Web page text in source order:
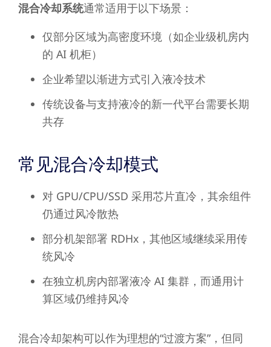
混合冷却系统通常适用于以下场景：
仅部分区域为高密度环境（如企业级机房内
的 AI 机柜）
企业希望以渐进方式引入液冷技术
传统设备与支持液冷的新一代平台需要长期
共存
常见混合冷却模式
对 GPU/CPU/SSD 采用芯片直冷，其余组件
仍通过风冷散热
部分机架部署 RDHx，其他区域继续采用传
统风冷
在独立机房内部署液冷 AI 集群，而通用计
算区域仍维持风冷
混合冷却架构可以作为理想的“过渡方案”，但同